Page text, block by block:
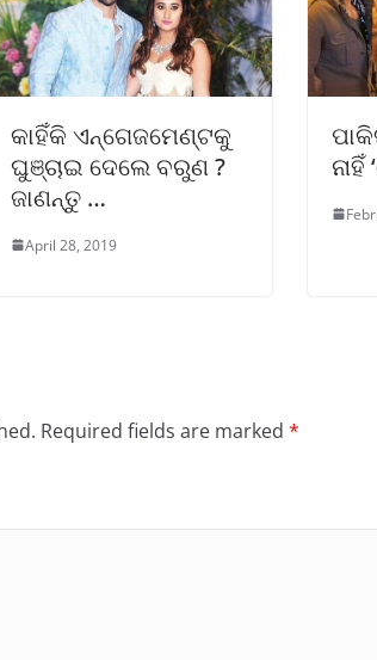
କାହିଁକି ଏନ୍ଗେଜମେଣ୍ଟକୁ
ଘୁଞ୍ଚାଇ ଦେଲେ ବରୁଣ ?
ଜାଣନ୍ତୁ …
April 28, 2019
Required fields are marked *